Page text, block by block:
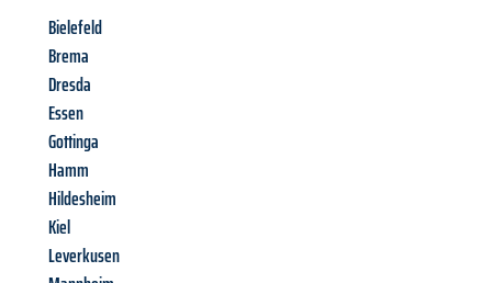
Bielefeld
Brema
Dresda
Essen
Gottinga
Hamm
Hildesheim
Kiel
Leverkusen